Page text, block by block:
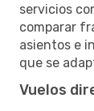
servicios
comparar
asientos e
que se
Vuelos